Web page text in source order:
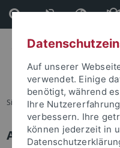
Direkt
zum
Inhalt
Direkt
zur
Fußleiste
Sie sind hier: Startseite
Anmelden
Auf unserer
verwendet. Einige
benötigt, während
Ihre
verbessern. Ihre
können jederzeit in